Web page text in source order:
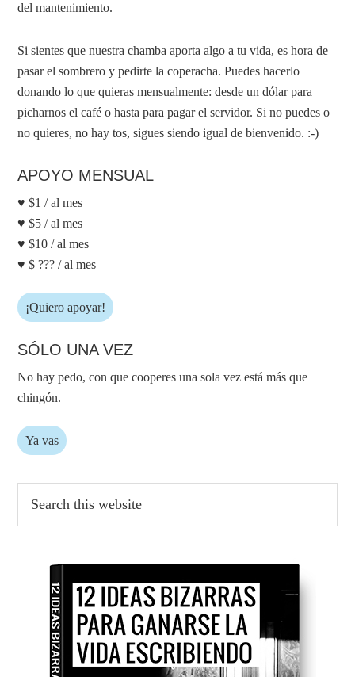
del mantenimiento.
Si sientes que nuestra chamba aporta algo a tu vida, es hora de
pasar el sombrero y pedirte la coperacha. Puedes hacerlo
donando lo que quieras mensualmente: desde un dólar para
picharnos el café o hasta para pagar el servidor. Si no puedes o
no quieres, no hay tos, sigues siendo igual de bienvenido. :-)
APOYO MENSUAL
♥ $1 / al mes
♥ $5 / al mes
♥ $10 / al mes
♥ $ ??? / al mes
¡Quiero apoyar!
SÓLO UNA VEZ
No hay pedo, con que cooperes una sola vez está más que
chingón.
Ya vas